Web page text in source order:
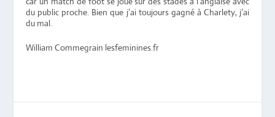
du public proche. Bien que j’ai toujours gagné à Charlety, j’ai
du mal.
William Commegrain lesfeminines.fr